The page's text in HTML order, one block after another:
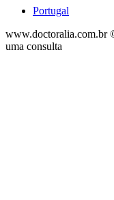
Portugal
www.doctoralia.com.br
uma consulta